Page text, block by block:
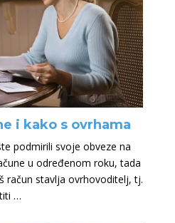
i kako s ovrhama
podmirili svoje obveze na
u određenom roku, tada
račun stavlja ovrhovoditelj, tj.
…